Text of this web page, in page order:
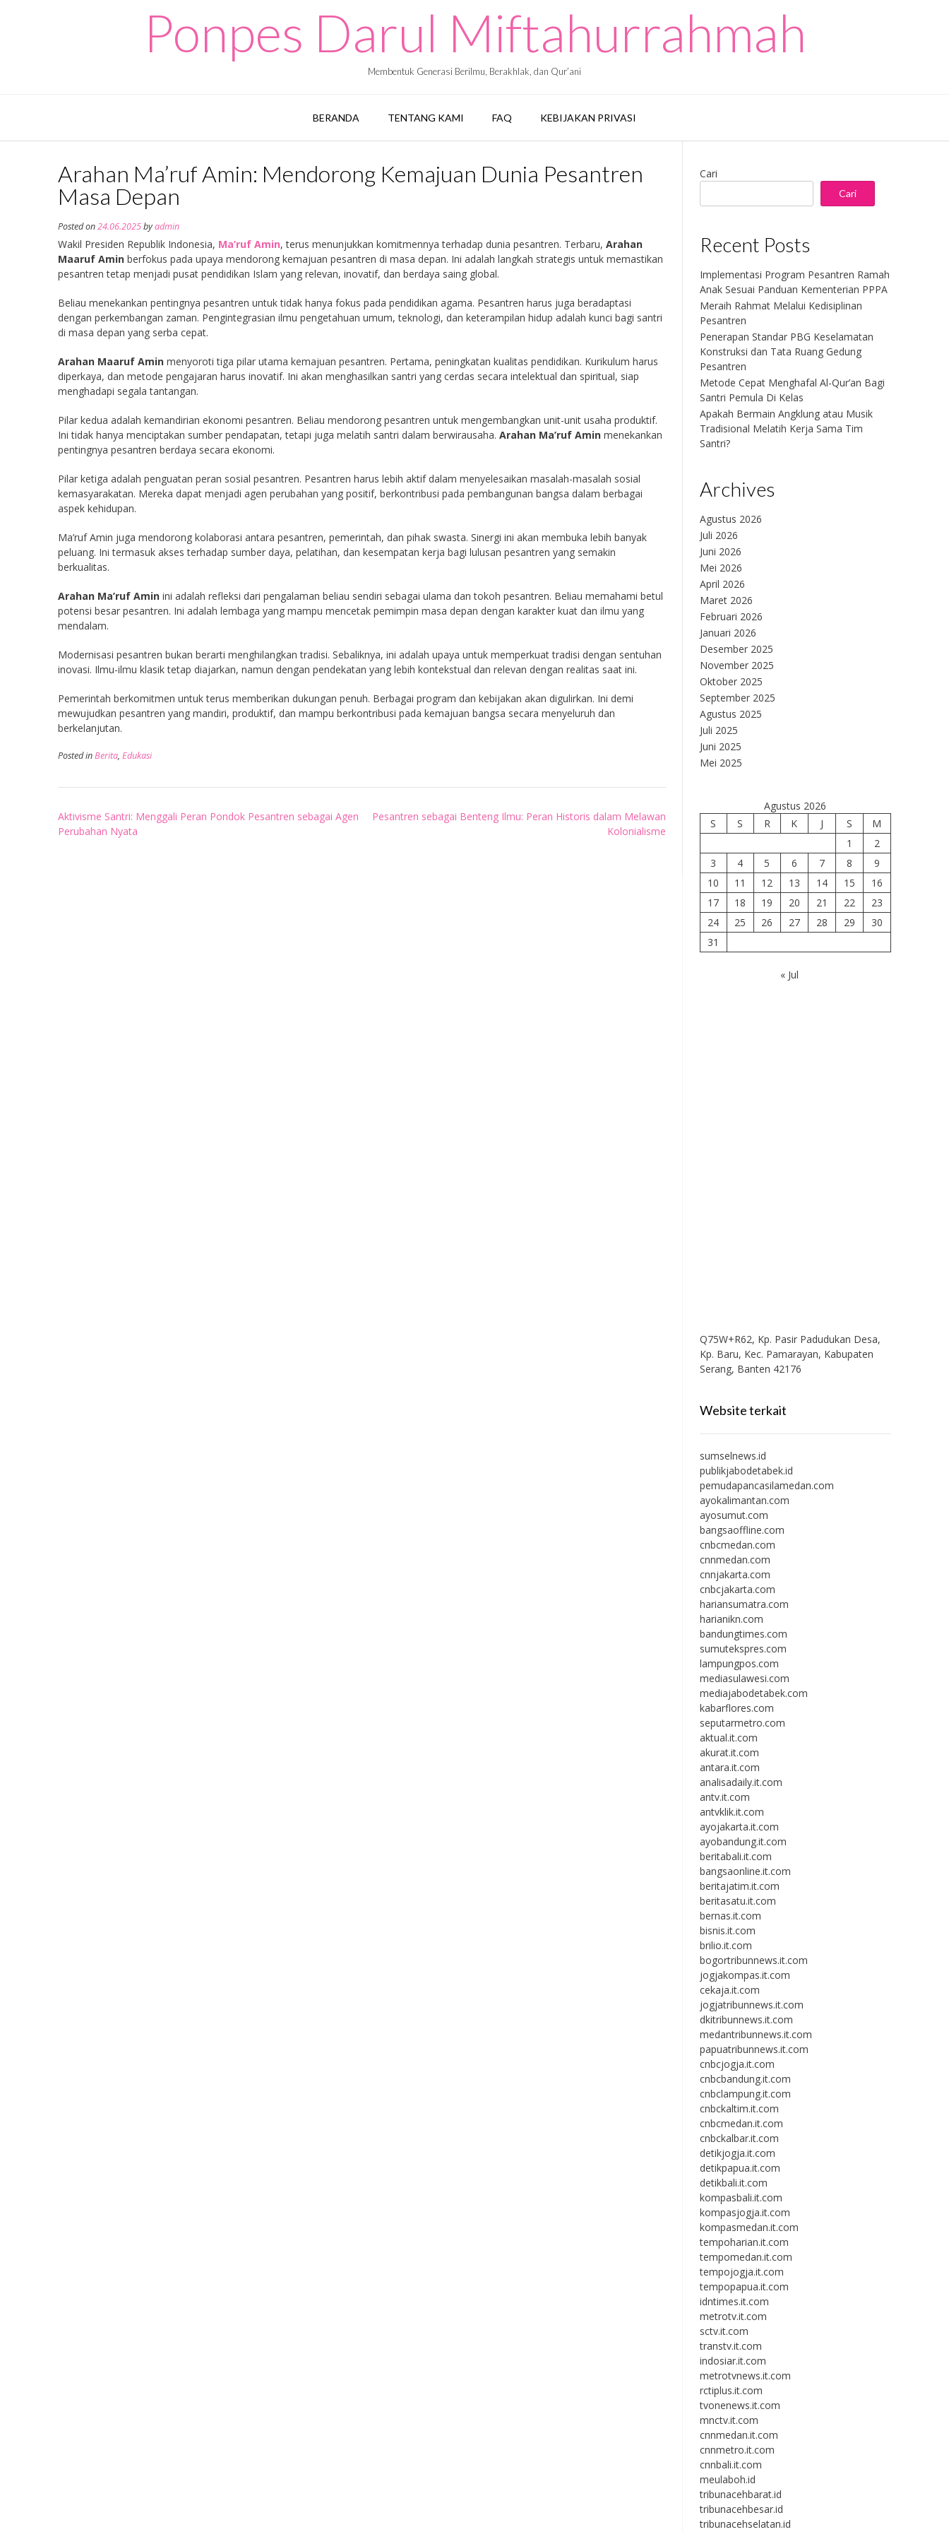
Ponpes Darul Miftahurrahmah
Membentuk Generasi Berilmu, Berakhlak, dan Qur’ani
BERANDA TENTANG KAMI FAQ KEBIJAKAN PRIVASI
Arahan Ma’ruf Amin: Mendorong Kemajuan Dunia Pesantren
Masa Depan
Posted on24.06.2025byadmin
Wakil Presiden Republik Indonesia, Ma’ruf Amin, terus menunjukkan komitmennya terhadap dunia pesantren. Terbaru, Arahan
Maaruf Amin berfokus pada upaya mendorong kemajuan pesantren di masa depan. Ini adalah langkah strategis untuk memastikan
pesantren tetap menjadi pusat pendidikan Islam yang relevan, inovatif, dan berdaya saing global.
Beliau menekankan pentingnya pesantren untuk tidak hanya fokus pada pendidikan agama. Pesantren harus juga beradaptasi
dengan perkembangan zaman. Pengintegrasian ilmu pengetahuan umum, teknologi, dan keterampilan hidup adalah kunci bagi santri
di masa depan yang serba cepat.
Arahan Maaruf Amin menyoroti tiga pilar utama kemajuan pesantren. Pertama, peningkatan kualitas pendidikan. Kurikulum harus
diperkaya, dan metode pengajaran harus inovatif. Ini akan menghasilkan santri yang cerdas secara intelektual dan spiritual, siap
menghadapi segala tantangan.
Pilar kedua adalah kemandirian ekonomi pesantren. Beliau mendorong pesantren untuk mengembangkan unit-unit usaha produktif.
Ini tidak hanya menciptakan sumber pendapatan, tetapi juga melatih santri dalam berwirausaha. Arahan Ma’ruf Amin menekankan
pentingnya pesantren berdaya secara ekonomi.
Pilar ketiga adalah penguatan peran sosial pesantren. Pesantren harus lebih aktif dalam menyelesaikan masalah-masalah sosial
kemasyarakatan. Mereka dapat menjadi agen perubahan yang positif, berkontribusi pada pembangunan bangsa dalam berbagai
aspek kehidupan.
Ma’ruf Amin juga mendorong kolaborasi antara pesantren, pemerintah, dan pihak swasta. Sinergi ini akan membuka lebih banyak
peluang. Ini termasuk akses terhadap sumber daya, pelatihan, dan kesempatan kerja bagi lulusan pesantren yang semakin
berkualitas.
Arahan Ma’ruf Amin ini adalah refleksi dari pengalaman beliau sendiri sebagai ulama dan tokoh pesantren. Beliau memahami betul
potensi besar pesantren. Ini adalah lembaga yang mampu mencetak pemimpin masa depan dengan karakter kuat dan ilmu yang
mendalam.
Modernisasi pesantren bukan berarti menghilangkan tradisi. Sebaliknya, ini adalah upaya untuk memperkuat tradisi dengan sentuhan
inovasi. Ilmu-ilmu klasik tetap diajarkan, namun dengan pendekatan yang lebih kontekstual dan relevan dengan realitas saat ini.
Pemerintah berkomitmen untuk terus memberikan dukungan penuh. Berbagai program dan kebijakan akan digulirkan. Ini demi
mewujudkan pesantren yang mandiri, produktif, dan mampu berkontribusi pada kemajuan bangsa secara menyeluruh dan
berkelanjutan.
Posted inBerita, Edukasi
Post
navigation
Aktivisme Santri: Menggali Peran Pondok Pesantren sebagai Agen
Perubahan Nyata
Pesantren sebagai Benteng Ilmu: Peran Historis dalam Melawan
Kolonialisme
Cari
Cari
Recent Posts
Implementasi Program Pesantren Ramah
Anak Sesuai Panduan Kementerian PPPA
Meraih Rahmat Melalui Kedisiplinan
Pesantren
Penerapan Standar PBG Keselamatan
Konstruksi dan Tata Ruang Gedung
Pesantren
Metode Cepat Menghafal Al-Qur’an Bagi
Santri Pemula Di Kelas
Apakah Bermain Angklung atau Musik
Tradisional Melatih Kerja Sama Tim
Santri?
Archives
Agustus 2026
Juli 2026
Juni 2026
Mei 2026
April 2026
Maret 2026
Februari 2026
Januari 2026
Desember 2025
November 2025
Oktober 2025
September 2025
Agustus 2025
Juli 2025
Juni 2025
Mei 2025
Agustus 2026
S
S R K J S
M
1
2
3
4 5 6 7 8
9
10
11 12 13 14 15
16
17
18 19 20 21 22
23
24
25 26 27 28 29
30
31
« Jul
Q75W+R62, Kp. Pasir Padudukan Desa,
Kp. Baru, Kec. Pamarayan, Kabupaten
Serang, Banten 42176
Website terkait
sumselnews.id
publikjabodetabek.id
pemudapancasilamedan.com
ayokalimantan.com
ayosumut.com
bangsaoffline.com
cnbcmedan.com
cnnmedan.com
cnnjakarta.com
cnbcjakarta.com
hariansumatra.com
harianikn.com
bandungtimes.com
sumutekspres.com
lampungpos.com
mediasulawesi.com
mediajabodetabek.com
kabarflores.com
seputarmetro.com
aktual.it.com
akurat.it.com
antara.it.com
analisadaily.it.com
antv.it.com
antvklik.it.com
ayojakarta.it.com
ayobandung.it.com
beritabali.it.com
bangsaonline.it.com
beritajatim.it.com
beritasatu.it.com
bernas.it.com
bisnis.it.com
brilio.it.com
bogortribunnews.it.com
jogjakompas.it.com
cekaja.it.com
jogjatribunnews.it.com
dkitribunnews.it.com
medantribunnews.it.com
papuatribunnews.it.com
cnbcjogja.it.com
cnbcbandung.it.com
cnbclampung.it.com
cnbckaltim.it.com
cnbcmedan.it.com
cnbckalbar.it.com
detikjogja.it.com
detikpapua.it.com
detikbali.it.com
kompasbali.it.com
kompasjogja.it.com
kompasmedan.it.com
tempoharian.it.com
tempomedan.it.com
tempojogja.it.com
tempopapua.it.com
idntimes.it.com
metrotv.it.com
sctv.it.com
transtv.it.com
indosiar.it.com
metrotvnews.it.com
rctiplus.it.com
tvonenews.it.com
mnctv.it.com
cnnmedan.it.com
cnnmetro.it.com
cnnbali.it.com
meulaboh.id
tribunacehbarat.id
tribunacehbesar.id
tribunacehselatan.id